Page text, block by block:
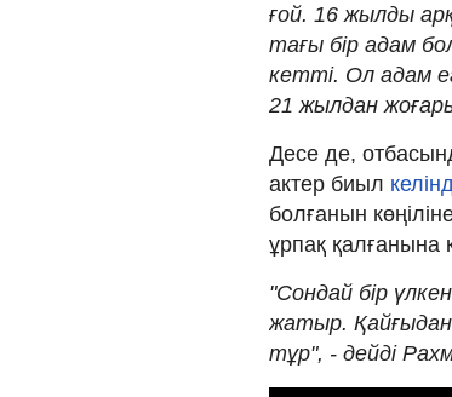
ғой. 16 жылды
тағы бір адам
кетті. Ол адам
21 жылдан
Десе де,
актер биыл
болғанын
ұрпақ қалғанына
"Сондай бір
жатыр.
тұр", - дейді